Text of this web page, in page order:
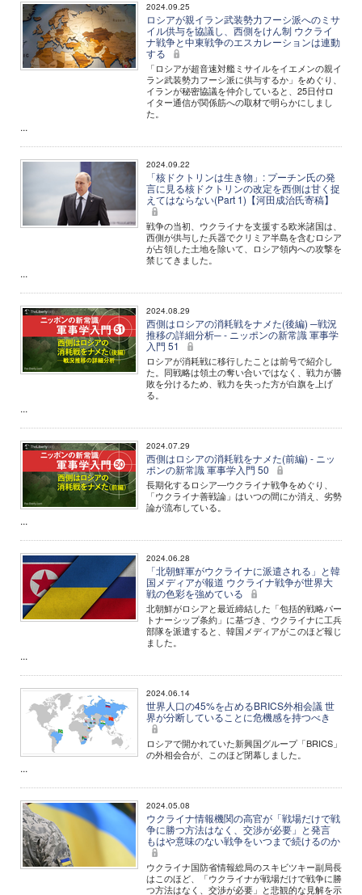
2024.09.25
ロシアが親イラン武装勢力フーシ派へのミサ
イル供与を協議し、西側をけん制 ウクライ
ナ戦争と中東戦争のエスカレーションは連動
する
「ロシアが超音速対艦ミサイルをイエメンの親イ
ラン武装勢力フーシ派に供与するか」をめぐり、
イランが秘密協議を仲介していると、25日付ロ
イター通信が関係筋への取材で明らかにしまし
た。
...
2024.09.22
「核ドクトリンは生き物」: プーチン氏の発
言に見る核ドクトリンの改定を西側は甘く捉
えてはならない(Part 1)【河田成治氏寄稿】
戦争の当初、ウクライナを支援する欧米諸国は、
西側が供与した兵器でクリミア半島を含むロシア
が占領した土地を除いて、ロシア領内への攻撃を
禁じてきました。
...
2024.08.29
西側はロシアの消耗戦をナメた(後編) ─戦況
推移の詳細分析─ - ニッポンの新常識 軍事学
入門 51
ロシアが消耗戦に移行したことは前号で紹介し
た。同戦略は領土の奪い合いではなく、戦力が勝
敗を分けるため、戦力を失った方が白旗を上げ
る。
...
2024.07.29
西側はロシアの消耗戦をナメた(前編) - ニッ
ポンの新常識 軍事学入門 50
長期化するロシア―ウクライナ戦争をめぐり、
「ウクライナ善戦論」はいつの間にか消え、劣勢
論が流布している。
...
2024.06.28
「北朝鮮軍がウクライナに派遣される」と韓
国メディアが報道 ウクライナ戦争が世界大
戦の色彩を強めている
北朝鮮がロシアと最近締結した「包括的戦略パー
トナーシップ条約」に基づき、ウクライナに工兵
部隊を派遣すると、韓国メディアがこのほど報じ
ました。
...
2024.06.14
世界人口の45%を占めるBRICS外相会議 世
界が分断していることに危機感を持つべき
ロシアで開かれていた新興国グループ「BRICS」
の外相会合が、このほど閉幕しました。
...
2024.05.08
ウクライナ情報機関の高官が「戦場だけで戦
争に勝つ方法はなく、交渉が必要」と発言
もはや意味のない戦争をいつまで続けるのか
ウクライナ国防省情報総局のスキビツキー副局長
はこのほど、「ウクライナが戦場だけで戦争に勝
つ方法はなく、交渉が必要」と悲観的な見解を示